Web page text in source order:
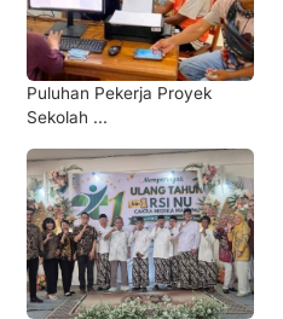
Puluhan Pekerja Proyek
Sekolah ...